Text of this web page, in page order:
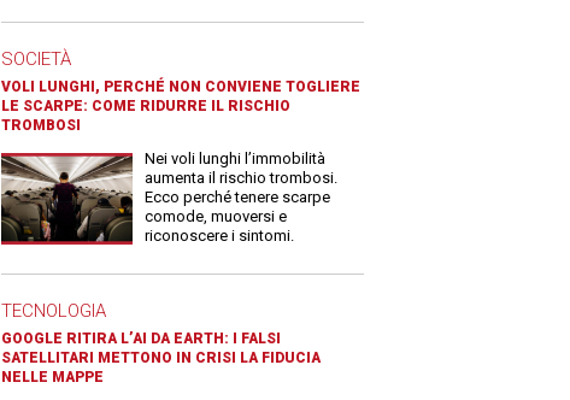
SOCIETÀ
VOLI LUNGHI, PERCHÉ NON CONVIENE TOGLIERE
LE SCARPE: COME RIDURRE IL RISCHIO
TROMBOSI
Nei voli lunghi l’immobilità
aumenta il rischio trombosi.
Ecco perché tenere scarpe
comode, muoversi e
riconoscere i sintomi.
TECNOLOGIA
GOOGLE RITIRA L’AI DA EARTH: I FALSI
SATELLITARI METTONO IN CRISI LA FIDUCIA
NELLE MAPPE